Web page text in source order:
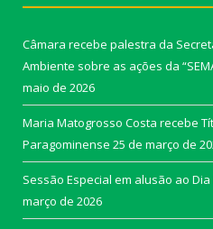
Câmara recebe palestra da
Ambiente sobre as ações da
maio de 2026
Maria Matogrosso Costa recebe
Paragominense 25 de março de
Sessão Especial em alusão ao
março de 2026